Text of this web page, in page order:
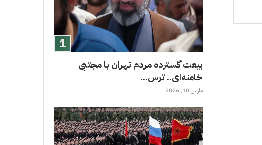
بیعت گسترده مردم تهران با مجتبی
خامنه‌ای.. ترس...
مارس 10, 2026